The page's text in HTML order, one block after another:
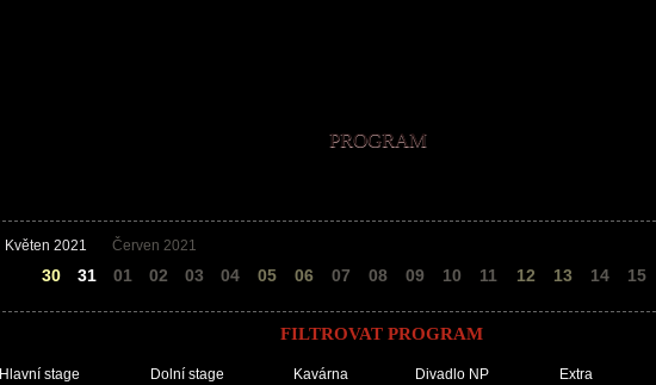
PROGRAM
Květen 2021
30 31
Červen 2021
01 02 03 04 05 06 07 08 09 10 11 12 13 14 15
FILTROVAT PROGRAM
Hlavní stage Dolní stage Kavárna Divadlo NP Extra